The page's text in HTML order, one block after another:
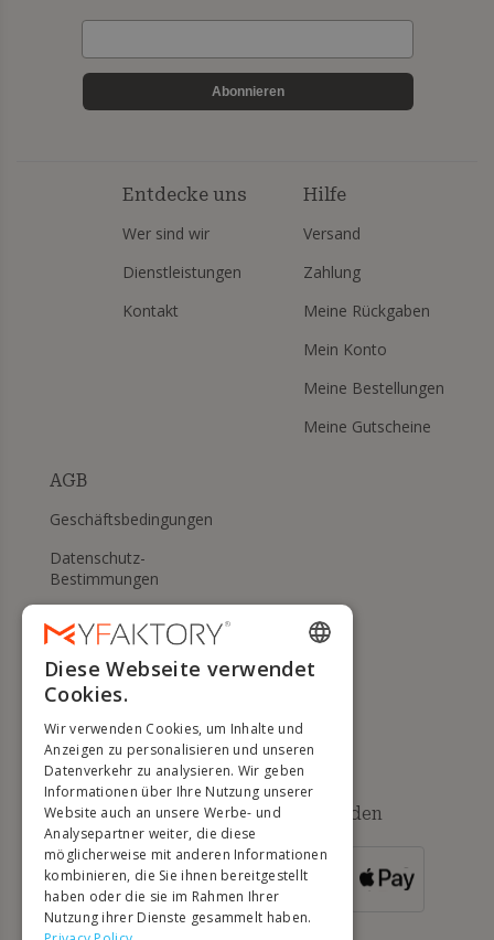
Abonnieren
Entdecke uns
Wer sind wir
Dienstleistungen
Kontakt
Hilfe
Versand
Zahlung
Meine Rückgaben
Mein Konto
Meine Bestellungen
Meine Gutscheine
AGB
Geschäftsbedingungen
Datenschutz-
Bestimmungen
Meine Cookies verwalten
RÜCKGABERECHT
Verfügbare Zahlungsmethoden
FÜR
BESTELLUNGEN
ÜBER 500 €
ENGLISH
DUTCH
GERMAN
PORTUGUESE
SPANISH
Diese Webseite verwendet
Cookies.
Wir verwenden Cookies, um Inhalte und
Anzeigen zu personalisieren und unseren
Datenverkehr zu analysieren. Wir geben
Informationen über Ihre Nutzung unserer
Website auch an unsere Werbe- und
Analysepartner weiter, die diese
möglicherweise mit anderen Informationen
kombinieren, die Sie ihnen bereitgestellt
haben oder die sie im Rahmen Ihrer
Nutzung ihrer Dienste gesammelt haben.